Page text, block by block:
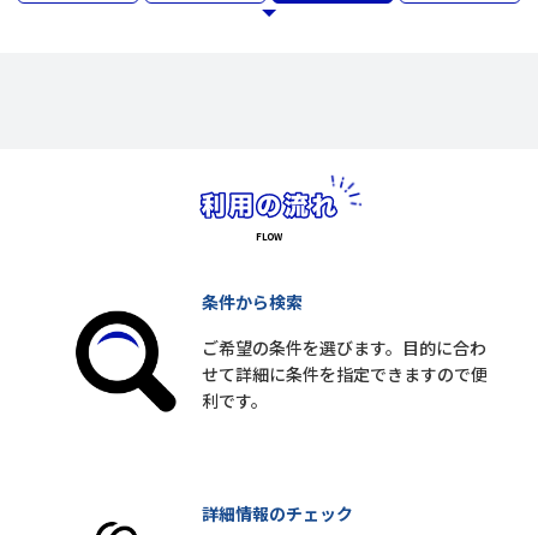
条件から検索
ご希望の条件を選びます。目的に合わ
せて詳細に条件を指定できますので便
利です。
詳細情報のチェック